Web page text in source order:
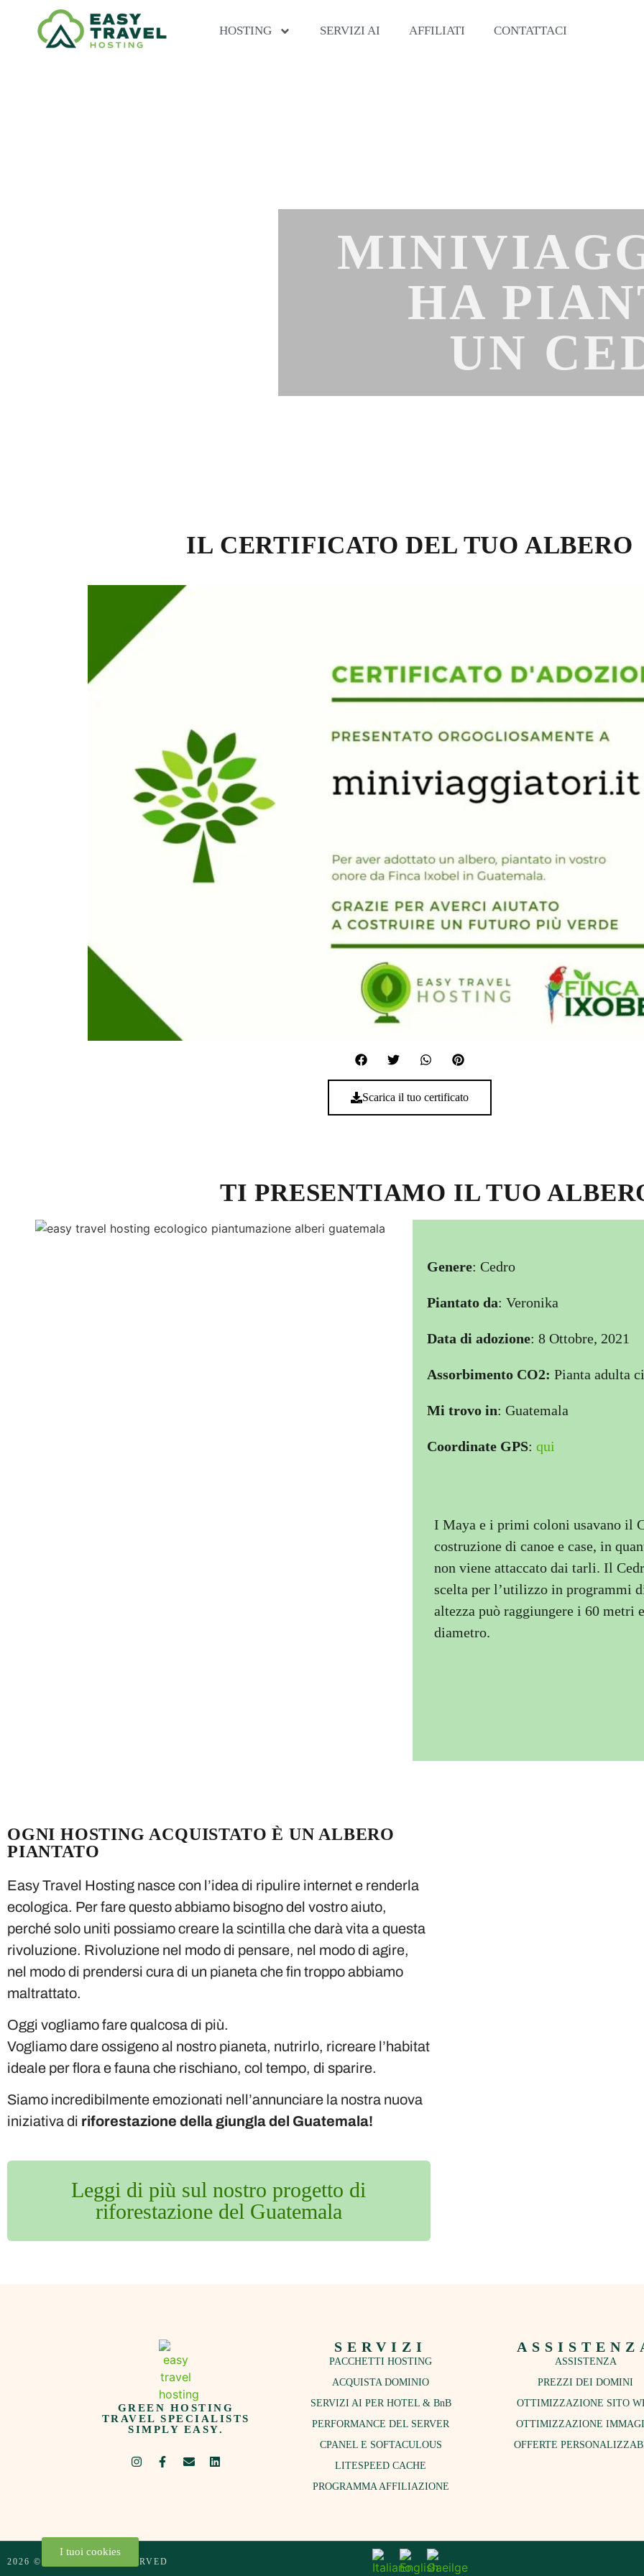
HOSTING SERVIZI AI AFFILIATI CONTATTACI
HA
UN
IL CERTIFICATO DEL TUO ALBERO
Scarica il tuo certificato
TI PRESENTIAMO IL TUO
Genere: Cedro
Piantato da: Veronika
Data di adozione: 8 Ottobre, 2021
Assorbimento CO2: Pianta adulta
Mi trovo in: Guatemala
Coordinate GPS: qui
I Maya e i primi coloni usavano il
costruzione di canoe e case, in
non viene attaccato dai tarli. Il
scelta per l’utilizzo in programmi
altezza può raggiungere i 60 metri
diametro.
OGNI HOSTING ACQUISTATO È UN ALBERO
PIANTATO
Easy Travel Hosting nasce con l’idea di ripulire internet e renderla
ecologica. Per fare questo abbiamo bisogno del vostro aiuto,
perché solo uniti possiamo creare la scintilla che darà vita a questa
rivoluzione. Rivoluzione nel modo di pensare, nel modo di agire,
nel modo di prendersi cura di un pianeta che fin troppo abbiamo
maltrattato.
Oggi vogliamo fare qualcosa di più.
Vogliamo dare ossigeno al nostro pianeta, nutrirlo, ricreare l’habitat
ideale per flora e fauna che rischiano, col tempo, di sparire.
Siamo incredibilmente emozionati nell’annunciare la nostra nuova
iniziativa di riforestazione della giungla del Guatemala!
Leggi di più sul nostro progetto di
riforestazione del Guatemala
GREEN HOSTING
TRAVEL SPECIALISTS
SIMPLY EASY.
SERVIZI
PACCHETTI HOSTING
ACQUISTA DOMINIO
SERVIZI AI PER HOTEL & BnB
PERFORMANCE DEL SERVER
CPANEL E SOFTACULOUS
LITESPEED CACHE
PROGRAMMA AFFILIAZIONE
ASSISTENZA
PREZZI DEI DOMINI
OTTIMIZZAZIONE SITO
OTTIMIZZAZIONE
OFFERTE
2026 © ALL RIGHTS RESERVED
I tuoi cookies